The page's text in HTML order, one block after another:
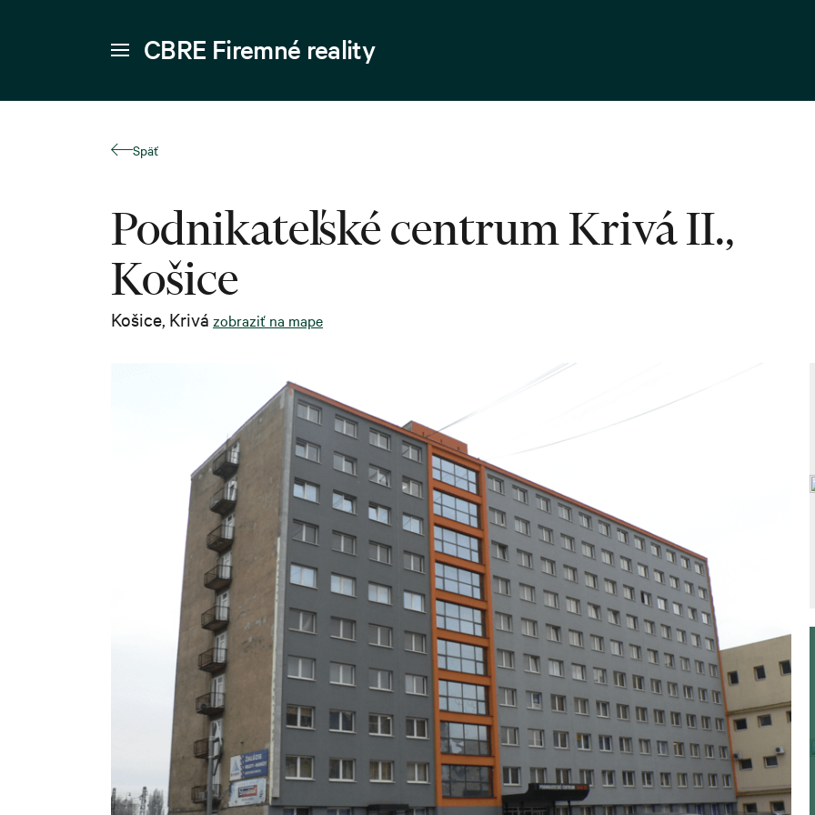
CBRE Firemné reality
Späť
Podnikateľské centrum Krivá II.,
Košice
Košice, Krivá zobraziť na mape